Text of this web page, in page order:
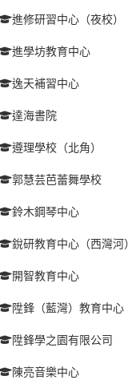
進修研習中心（夜校）
進學坊教育中心
逸天補習中心
達海書院
遵理學校（北角）
郭慧芸芭蕾舞學校
鈴木鋼琴中心
銳研教育中心（西灣河）
開智教育中心
陞鋒（藍灣）教育中心
陞鋒學之園有限公司
陳亮音樂中心